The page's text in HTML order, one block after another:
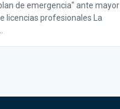
de emergencia" ante mayor
licencias profesionales La